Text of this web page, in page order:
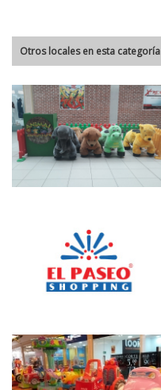
Otros locales en esta categoría